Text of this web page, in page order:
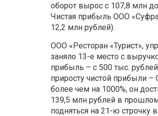
оборот вырос с 107,8 млн
Чистая прибыль ООО
12,2 млн рублей).
ООО «Ресторан «Турист»,
заняло 13-е место с
прибыль – с 500 тыс.
приросту чистой прибыли –
более чем на 1000%, он
139,5 млн рублей в
подняться на 21-ю строчку